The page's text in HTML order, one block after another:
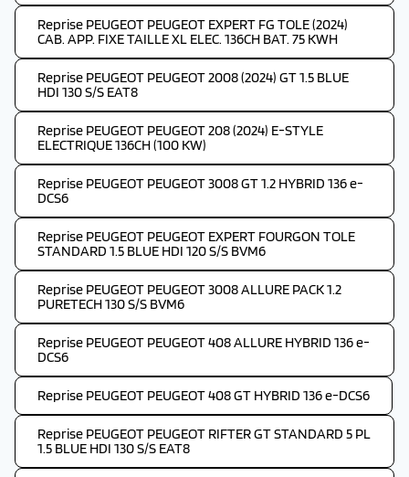
Reprise PEUGEOT PEUGEOT EXPERT FG TOLE (2024)
CAB. APP. FIXE TAILLE XL ELEC. 136CH BAT. 75 KWH
Reprise PEUGEOT PEUGEOT 2008 (2024) GT 1.5 BLUE
HDI 130 S/S EAT8
Reprise PEUGEOT PEUGEOT 208 (2024) E-STYLE
ELECTRIQUE 136CH (100 KW)
Reprise PEUGEOT PEUGEOT 3008 GT 1.2 HYBRID 136 e-
DCS6
Reprise PEUGEOT PEUGEOT EXPERT FOURGON TOLE
STANDARD 1.5 BLUE HDI 120 S/S BVM6
Reprise PEUGEOT PEUGEOT 3008 ALLURE PACK 1.2
PURETECH 130 S/S BVM6
Reprise PEUGEOT PEUGEOT 408 ALLURE HYBRID 136 e-
DCS6
Reprise PEUGEOT PEUGEOT 408 GT HYBRID 136 e-DCS6
Reprise PEUGEOT PEUGEOT RIFTER GT STANDARD 5 PL
1.5 BLUE HDI 130 S/S EAT8